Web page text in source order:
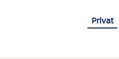
Privat